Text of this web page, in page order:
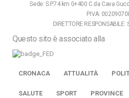
Sede: S.P.74 km 0+400 C.da Cava
P.IVA:
DIRETTORE
Questo sito è associato alla
CRONACA ATTUALITÀ
SALUTE SPORT PROVINCE